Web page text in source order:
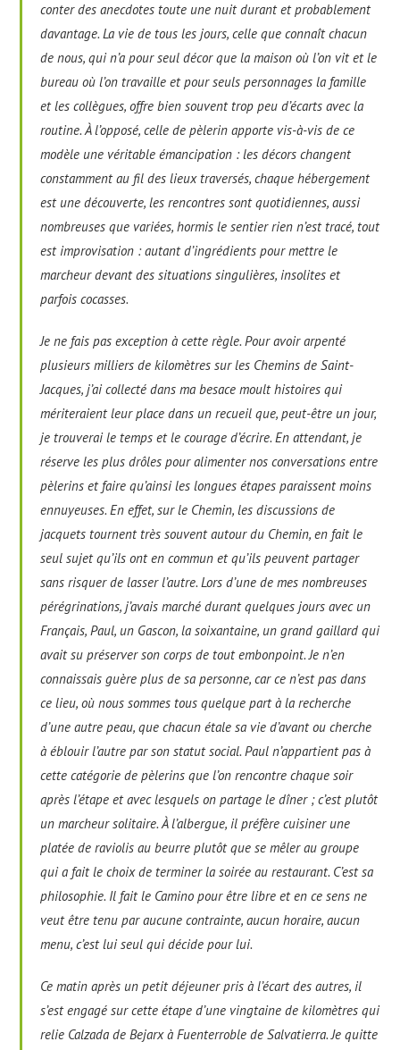
conter des anecdotes toute une nuit durant et probablement
davantage. La vie de tous les jours, celle que connaît chacun
de nous, qui n’a pour seul décor que la maison où l’on vit et le
bureau où l’on travaille et pour seuls personnages la famille
et les collègues, offre bien souvent trop peu d’écarts avec la
routine. À l’opposé, celle de pèlerin apporte vis-à-vis de ce
modèle une véritable émancipation : les décors changent
constamment au fil des lieux traversés, chaque hébergement
est une découverte, les rencontres sont quotidiennes, aussi
nombreuses que variées, hormis le sentier rien n’est tracé, tout
est improvisation : autant d’ingrédients pour mettre le
marcheur devant des situations singulières, insolites et
parfois cocasses.
Je ne fais pas exception à cette règle. Pour avoir arpenté
plusieurs milliers de kilomètres sur les Chemins de Saint-
Jacques, j’ai collecté dans ma besace moult histoires qui
mériteraient leur place dans un recueil que, peut-être un jour,
je trouverai le temps et le courage d’écrire. En attendant, je
réserve les plus drôles pour alimenter nos conversations entre
pèlerins et faire qu’ainsi les longues étapes paraissent moins
ennuyeuses. En effet, sur le Chemin, les discussions de
jacquets tournent très souvent autour du Chemin, en fait le
seul sujet qu’ils ont en commun et qu’ils peuvent partager
sans risquer de lasser l’autre. Lors d’une de mes nombreuses
pérégrinations, j’avais marché durant quelques jours avec un
Français, Paul, un Gascon, la soixantaine, un grand gaillard qui
avait su préserver son corps de tout embonpoint. Je n’en
connaissais guère plus de sa personne, car ce n’est pas dans
ce lieu, où nous sommes tous quelque part à la recherche
d’une autre peau, que chacun étale sa vie d’avant ou cherche
à éblouir l’autre par son statut social. Paul n’appartient pas à
cette catégorie de pèlerins que l’on rencontre chaque soir
après l’étape et avec lesquels on partage le dîner ; c’est plutôt
un marcheur solitaire. À l’albergue, il préfère cuisiner une
platée de raviolis au beurre plutôt que se mêler au groupe
qui a fait le choix de terminer la soirée au restaurant. C’est sa
philosophie. Il fait le Camino pour être libre et en ce sens ne
veut être tenu par aucune contrainte, aucun horaire, aucun
menu, c’est lui seul qui décide pour lui.
Ce matin après un petit déjeuner pris à l’écart des autres, il
s’est engagé sur cette étape d’une vingtaine de kilomètres qui
relie Calzada de Bejarx à Fuenterroble de Salvatierra. Je quitte